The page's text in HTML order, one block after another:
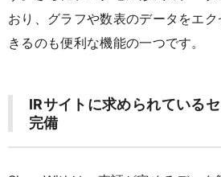
おり、グラフや数表のデータをエ
きるのも便利な機能の一つです。
IRサイトに求められている
完備